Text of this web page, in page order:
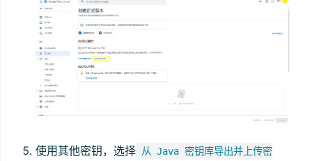
使用其他密钥，选择 从 Java 密钥库导出并上传密